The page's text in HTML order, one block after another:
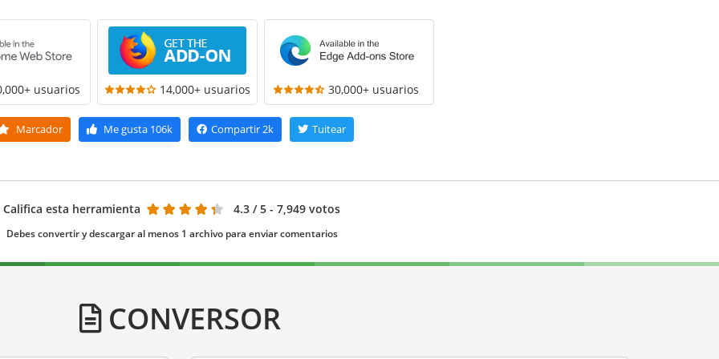
usuarios 14,000+ usuarios 30,000+ usuarios
Marcador Me gusta 106k Compartir2k Tuitear
Califica esta herramienta 4.3 / 5 - 7,949 votos
Debes convertir y descargar al menos 1 archivo para enviar comentarios
CONVERSOR